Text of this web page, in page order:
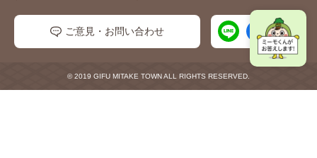
ご意見・お問い合わせ
© 2019 GIFU MITAKE TOWN ALL RIGHTS RESERVED.